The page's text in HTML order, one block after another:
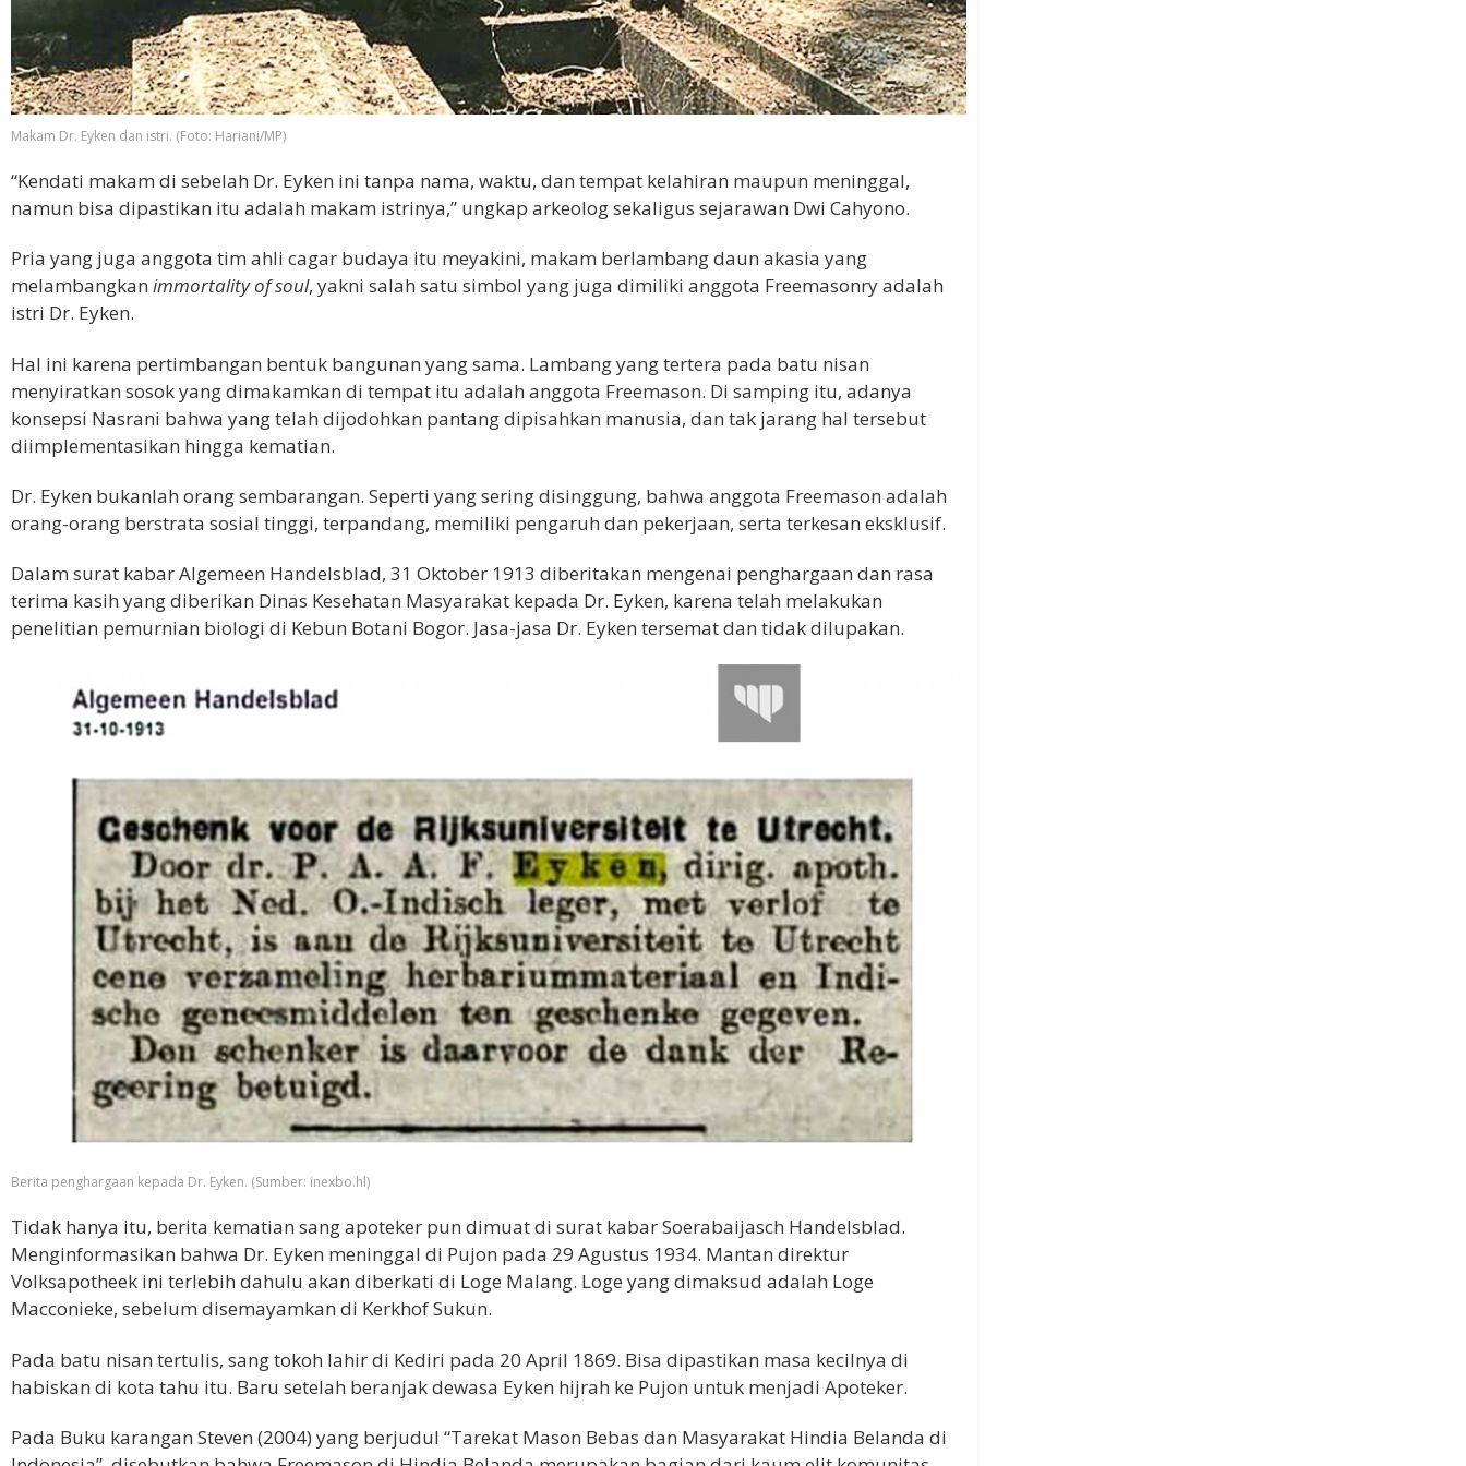
Makam Dr. Eyken dan istri. (Foto: Hariani/MP)
“Kendati makam di sebelah Dr. Eyken ini tanpa nama, waktu, dan tempat kelahiran maupun meninggal,
namun bisa dipastikan itu adalah makam istrinya,” ungkap arkeolog sekaligus sejarawan Dwi Cahyono.
Pria yang juga anggota tim ahli cagar budaya itu meyakini, makam berlambang daun akasia yang
melambangkan immortality of soul, yakni salah satu simbol yang juga dimiliki anggota Freemasonry adalah
istri Dr. Eyken.
Hal ini karena pertimbangan bentuk bangunan yang sama. Lambang yang tertera pada batu nisan
menyiratkan sosok yang dimakamkan di tempat itu adalah anggota Freemason. Di samping itu, adanya
konsepsi Nasrani bahwa yang telah dijodohkan pantang dipisahkan manusia, dan tak jarang hal tersebut
diimplementasikan hingga kematian.
Dr. Eyken bukanlah orang sembarangan. Seperti yang sering disinggung, bahwa anggota Freemason adalah
orang-orang berstrata sosial tinggi, terpandang, memiliki pengaruh dan pekerjaan, serta terkesan eksklusif.
Dalam surat kabar Algemeen Handelsblad, 31 Oktober 1913 diberitakan mengenai penghargaan dan rasa
terima kasih yang diberikan Dinas Kesehatan Masyarakat kepada Dr. Eyken, karena telah melakukan
penelitian pemurnian biologi di Kebun Botani Bogor. Jasa-jasa Dr. Eyken tersemat dan tidak dilupakan.
Berita penghargaan kepada Dr. Eyken. (Sumber: inexbo.hl)
Tidak hanya itu, berita kematian sang apoteker pun dimuat di surat kabar Soerabaijasch Handelsblad.
Menginformasikan bahwa Dr. Eyken meninggal di Pujon pada 29 Agustus 1934. Mantan direktur
Volksapotheek ini terlebih dahulu akan diberkati di Loge Malang. Loge yang dimaksud adalah Loge
Macconieke, sebelum disemayamkan di Kerkhof Sukun.
Pada batu nisan tertulis, sang tokoh lahir di Kediri pada 20 April 1869. Bisa dipastikan masa kecilnya di
habiskan di kota tahu itu. Baru setelah beranjak dewasa Eyken hijrah ke Pujon untuk menjadi Apoteker.
Pada Buku karangan Steven (2004) yang berjudul “Tarekat Mason Bebas dan Masyarakat Hindia Belanda di